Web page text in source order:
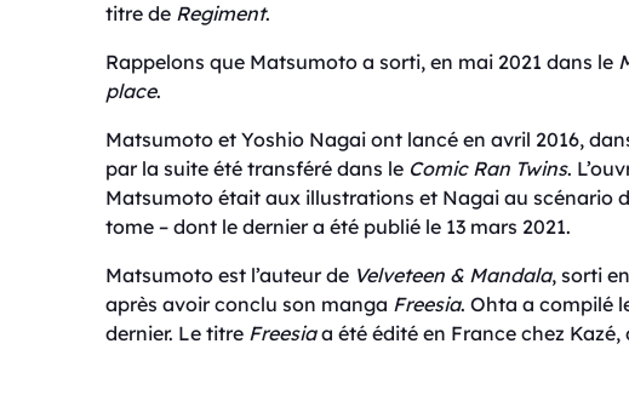
titre de Regiment.
Rappelons que Matsumoto a sorti, en mai 2021 dans le
place.
Matsumoto et Yoshio Nagai ont lancé en avril 2016,
par la suite été transféré dans le Comic Ran Twins.
Matsumoto était aux illustrations et Nagai au scénario
tome – dont le dernier a été publié le 13 mars 2021.
Matsumoto est l’auteur de Velveteen & Mandala, sorti
après avoir conclu son manga Freesia. Ohta a compilé
dernier. Le titre Freesiaa été édité en France chez